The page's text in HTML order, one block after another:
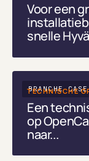
Voor een
snelle
BRANCHE CASE
TECHNISCHE
Een
op
naar...